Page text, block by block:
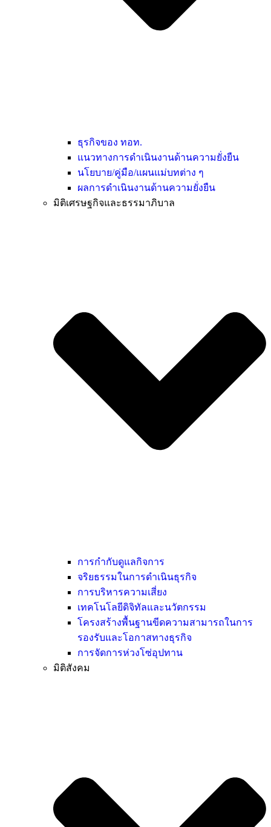
ธุรกิจของ ทอท.
แนวทางการดำเนินงานด้านความยั่งยืน
นโยบาย/คู่มือ/แผนแม่บทต่าง ๆ
ผลการดำเนินงานด้านความยั่งยืน
มิติเศรษฐกิจและธรรมาภิบาล
การกำกับดูแลกิจการ
จริยธรรมในการดำเนินธุรกิจ
การบริหารความเสี่ยง
เทคโนโลยีดิจิทัลและนวัตกรรม
โครงสร้างพื้นฐานขีดความสามารถในการ
รองรับและโอกาสทางธุรกิจ
การจัดการห่วงโซ่อุปทาน
มิติสังคม